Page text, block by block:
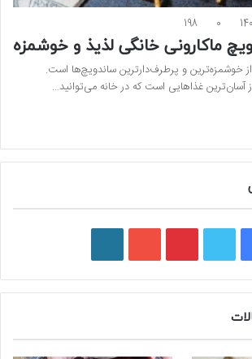
0
198
ماکارونی خانگی لذیذ و خوشمزه
خوشمزه‌ترین و پرطرف‌دارترین ساندویچ‌ها است.
آسان‌ترین غذاهایی است که در خانه می‌توانید…
ی
س
ب
و
ی
ی
ت
و
ی
ر
پ